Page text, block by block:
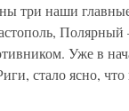
три наши
Полярный
Уже в
стало ясно,